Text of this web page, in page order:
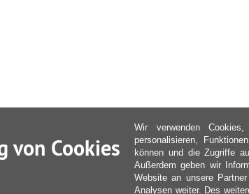
von Cookies
Wir verwenden
personalisieren,
können und die Zugriffe
Außerdem geben wir
Website an unsere
Analysen weiter. Des